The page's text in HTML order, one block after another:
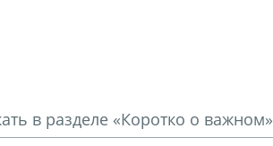
в разделе «Коротко о важном»